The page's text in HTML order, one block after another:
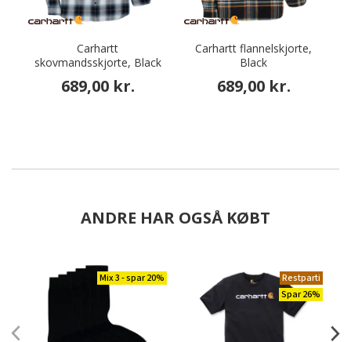
Carhartt
skovmandsskjorte, Black
689,00 kr.
Carhartt flannelskjorte,
Black
689,00 kr.
ANDRE HAR OGSÅ KØBT
Mix 3 - spar 20%
Restparti
Spar 26%